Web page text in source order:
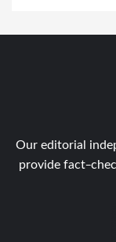
Our editorial
provide fact-